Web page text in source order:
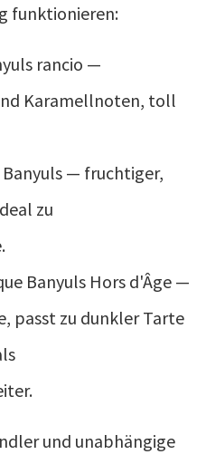
funktionieren:
rancio —
Karamellnoten, toll
— fruchtiger,
zu
Banyuls Hors d'Âge —
passt zu dunkler Tarte
und unabhängige